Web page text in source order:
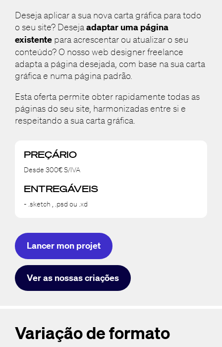
Deseja aplicar a sua nova carta gráfica para todo
o seu site? Deseja adaptar uma página
existente para acrescentar ou atualizar o seu
conteúdo? O nosso web designer freelance
adapta a página desejada, com base na sua carta
gráfica e numa página padrão.
Esta oferta permite obter rapidamente todas as
páginas do seu site, harmonizadas entre si e
respeitando a sua carta gráfica.
PREÇÁRIO
Desde 300€ S/IVA
ENTREGÁVEIS
- .sketch , .psd ou .xd
Lancer mon projet
Ver as nossas criações
Variação de formato